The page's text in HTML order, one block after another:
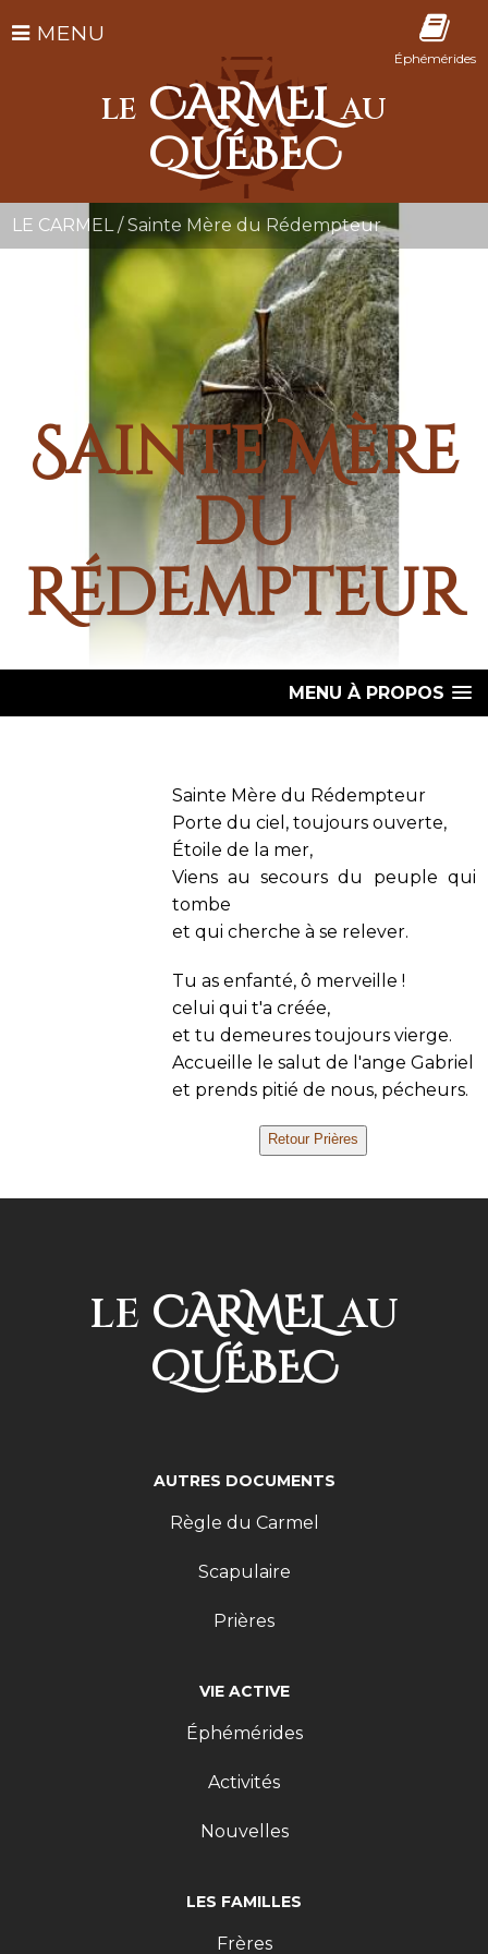
Éphémérides
MENU
LE CARMELAU
QUÉBEC
LE CARMEL /Sainte Mère du Rédempteur
Sainte Mère
du
Rédempteur
MENU À PROPOS
Sainte Mère du Rédempteur
Porte du ciel, toujours ouverte,
Étoile de la mer,
Viens au secours du peuple qui
tombe
et qui cherche à se relever.
Tu as enfanté, ô merveille !
celui qui t'a créée,
et tu demeures toujours vierge.
Accueille le salut de l'ange Gabriel
et prends pitié de nous, pécheurs.
LE CARMELAU
QUÉBEC
LES FAMILLES
Frères
VIE ACTIVE
Éphémérides
Activités
Nouvelles
AUTRES DOCUMENTS
Règle du Carmel
Scapulaire
Prières